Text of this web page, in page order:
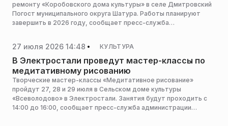
ремонту «Коробовского дома культуры» в селе Дмитровский
Погост муниципального округа Шатура. Работы планируют
завершить в 2026 году, сообщает пресс-служба
27 июля 2026 14:48 КУЛЬТУРА
В Электростали проведут мастер-классы по
медитативному рисованию
Творческие мастер-классы «Медитативное рисование»
пройдут 27, 28 и 29 июля в Сельском доме культуры
«Всеволодово» в Электростали. Занятия будут проходить с
14:00 до 16:00, сообщает пресс-служба администрации